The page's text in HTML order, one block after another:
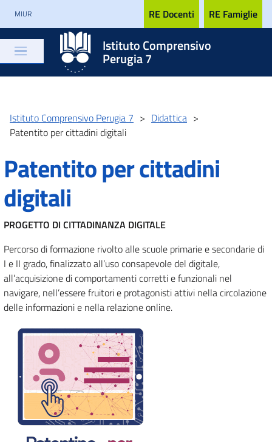
MIUR RE Docenti RE Famiglie
Istituto Comprensivo
Perugia 7
Istituto Comprensivo Perugia 7 > Didattica >
Patentito per cittadini digitali
Patentito per cittadini
digitali
PROGETTO DI CITTADINANZA DIGITALE
Percorso di formazione rivolto alle scuole primarie e secondarie di
I e II grado, finalizzato all’uso consapevole del digitale,
all’acquisizione di comportamenti corretti e funzionali nel
navigare, nell’essere fruitori e protagonisti attivi nella circolazione
delle informazioni e nella relazione online.